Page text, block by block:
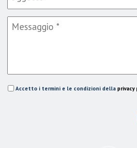
Accetto i termini e le condizioni della privacy